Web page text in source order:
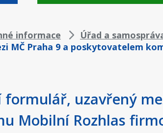
informace
Úřad a
MČ Praha 9 a poskytovatelem
uzavřený
Mobilní Rozhlas